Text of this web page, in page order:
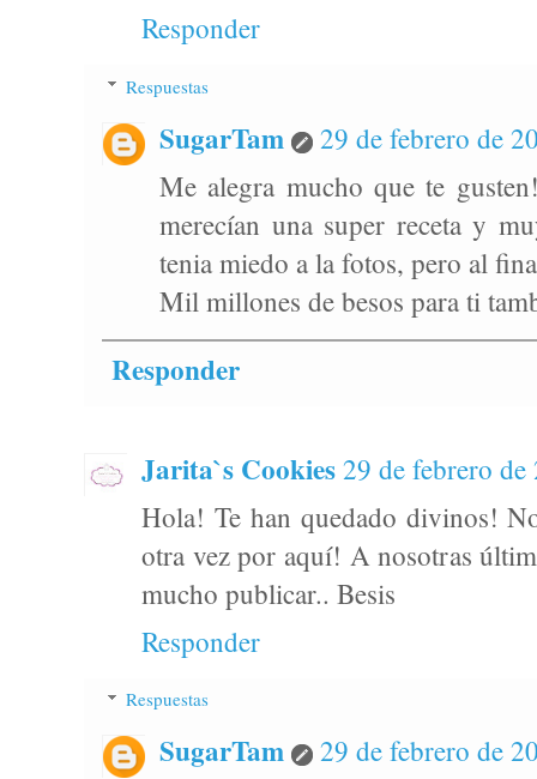
Responder
Respuestas
SugarTam
29 de febrero de
Me alegra mucho que te
merecían una super receta y
tenia miedo a la fotos, pero al
Mil millones de besos para ti
Responder
Jarita`s Cookies 29 de febrero
Hola! Te han quedado divinos!
otra vez por aquí! A nosotras
mucho publicar.. Besis
Responder
Respuestas
SugarTam
29 de febrero de